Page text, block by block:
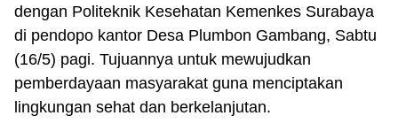
dengan Politeknik Kesehatan Kemenkes Surabaya
di pendopo kantor Desa Plumbon Gambang, Sabtu
(16/5) pagi. Tujuannya untuk mewujudkan
pemberdayaan masyarakat guna menciptakan
lingkungan sehat dan berkelanjutan.